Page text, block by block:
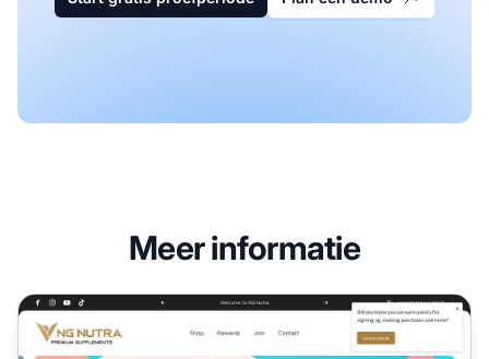
Meer informatie
NG Nutra Affiliate Programma